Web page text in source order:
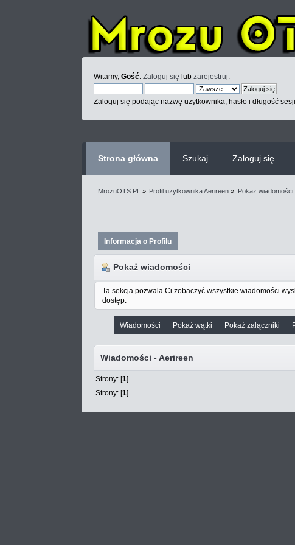
Witamy,Gość .Zaloguj się lubzarejestruj
Zaloguj się podając nazwę użytkownika, hasło i długość sesji
Strona główna Szukaj Zaloguj się
MrozuOTS.PL » Profil użytkownika Aerireen » Pokaż wiadomości
Informacja o Profilu
Pokaż wiadomości
Ta sekcja pozwala Ci zobaczyć wszystkie wiadomości
dostęp.
Wiadomości Pokaż wątki Pokaż załączniki
Wiadomości - Aerireen
Strony: [1]
Strony: [1]